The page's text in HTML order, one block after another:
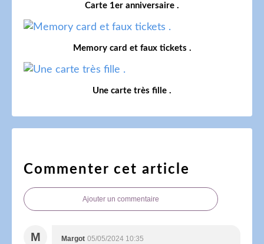
Carte 1er anniversaire .
Memory card et faux tickets .
Une carte très fille .
Commenter cet article
Ajouter un commentaire
M Margot 05/05/2024 10:35